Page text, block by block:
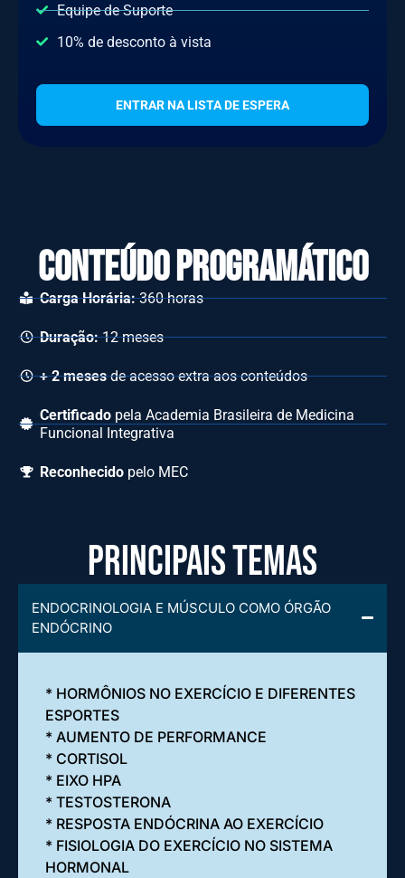
Equipe de Suporte
10% de desconto à vista
ENTRAR NA LISTA DE ESPERA
Conteúdo progRAmático
Carga Horária:360 horas
Duração:12 meses
+ 2 mesesde acesso extra aos conteúdos
Certificadopela Academia Brasileira de Medicina
Funcional Integrativa
Reconhecidopelo MEC
principais temas
ENDOCRINOLOGIA E MÚSCULO COMO ÓRGÃO
ENDÓCRINO
* HORMÔNIOS NO EXERCÍCIO E DIFERENTES
ESPORTES
* AUMENTO DE PERFORMANCE
* CORTISOL
* EIXO HPA
* TESTOSTERONA
* RESPOSTA ENDÓCRINA AO EXERCÍCIO
* FISIOLOGIA DO EXERCÍCIO NO SISTEMA
HORMONAL